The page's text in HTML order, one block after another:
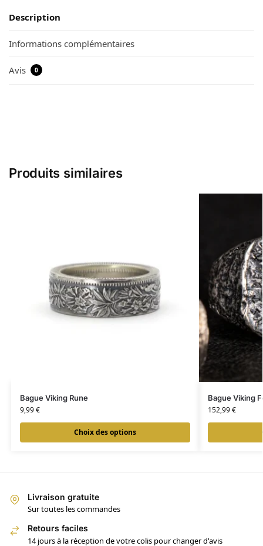
Description
Informations complémentaires
Avis 0
Produits similaires
Bague Viking Rune
9,99€
Choix des options
Bague Viking
152,99€
Livraison gratuite
Sur toutes les commandes
Retours faciles
14 jours à la réception de votre colis pour changer d'avis